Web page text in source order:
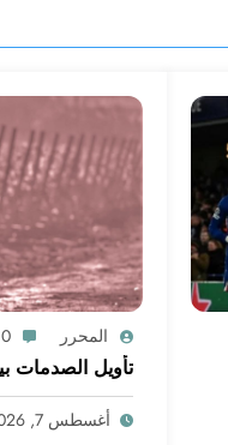
المحرر 0
تأويل الصدمات
أغسطس 7, 2026